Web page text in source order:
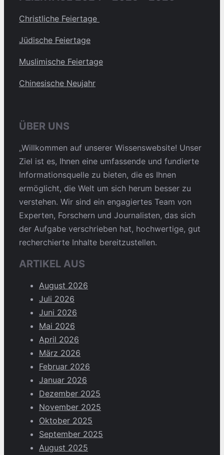
Christliche Feiertage
Jüdische Feiertage
Muslimische Feiertage
Chinesische Neujahr
ÜBER UNS
„Willkommen auf unserer Wissenswebsite! Unser
Ziel ist es, Ihnen eine umfassende und fundierte
Informationsquelle zu bieten, die es Ihnen
ermöglicht, die Welt um sich herum besser zu
verstehen. Wir sind ein engagiertes Team von
Experten, Forschern und Journalisten, das sich
der Aufgabe verschrieben hat, hochwertige, gut
recherchierte Inhalte bereitzustellen.
ARTIKEL AUS
August 2026
Juli 2026
Juni 2026
Mai 2026
April 2026
März 2026
Februar 2026
Januar 2026
Dezember 2025
November 2025
Oktober 2025
September 2025
August 2025